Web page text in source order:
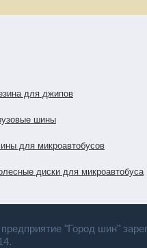
для джипов
шины
для микроавтобусов
диски для микроавтобуса
"Город шин"